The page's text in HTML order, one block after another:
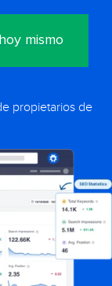
mismo
propietarios de